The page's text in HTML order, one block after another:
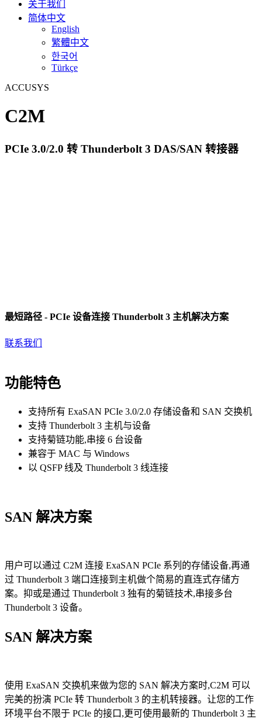
关于我们
简体中文
English
繁體中文
한국어
Türkçe
ACCUSYS
C2M
PCIe 3.0/2.0 转 Thunderbolt 3 DAS/SAN 转接器
最短路径 - PCIe 设备连接 Thunderbolt 3 主机解决方案
联系我们
功能特色
支持所有 ExaSAN PCIe 3.0/2.0 存储设备和 SAN 交换机
支持 Thunderbolt 3 主机与设备
支持菊链功能,串接 6 台设备
兼容于 MAC 与 Windows
以 QSFP 线及 Thunderbolt 3 线连接
SAN 解决方案
用户可以通过 C2M 连接 ExaSAN PCIe 系列的存储设备,再通
过 Thunderbolt 3 端口连接到主机做个简易的直连式存储方
案。抑或是通过 Thunderbolt 3 独有的菊链技术,串接多台
Thunderbolt 3 设备。
SAN 解决方案
使用 ExaSAN 交换机来做为您的 SAN 解决方案时,C2M 可以
完美的扮演 PCIe 转 Thunderbolt 3 的主机转接器。让您的工作
环境平台不限于 PCIe 的接口,更可使用最新的 Thunderbolt 3 主